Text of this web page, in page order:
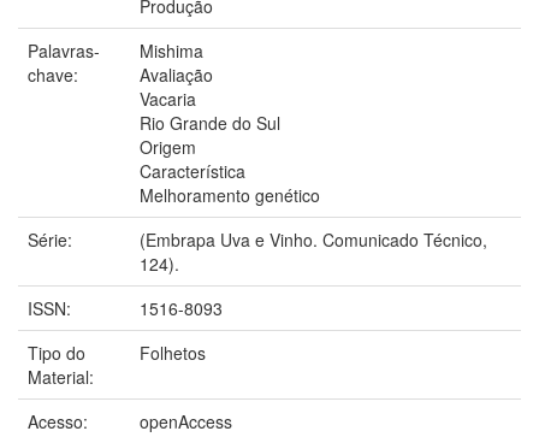
Produção
Palavras-
chave:
Mishima
Avaliação
Vacaria
Rio Grande do Sul
Origem
Característica
Melhoramento genético
Série:
(Embrapa Uva e Vinho. Comunicado Técnico,
124).
ISSN:
1516-8093
Tipo do
Material:
Folhetos
Acesso:
openAccess